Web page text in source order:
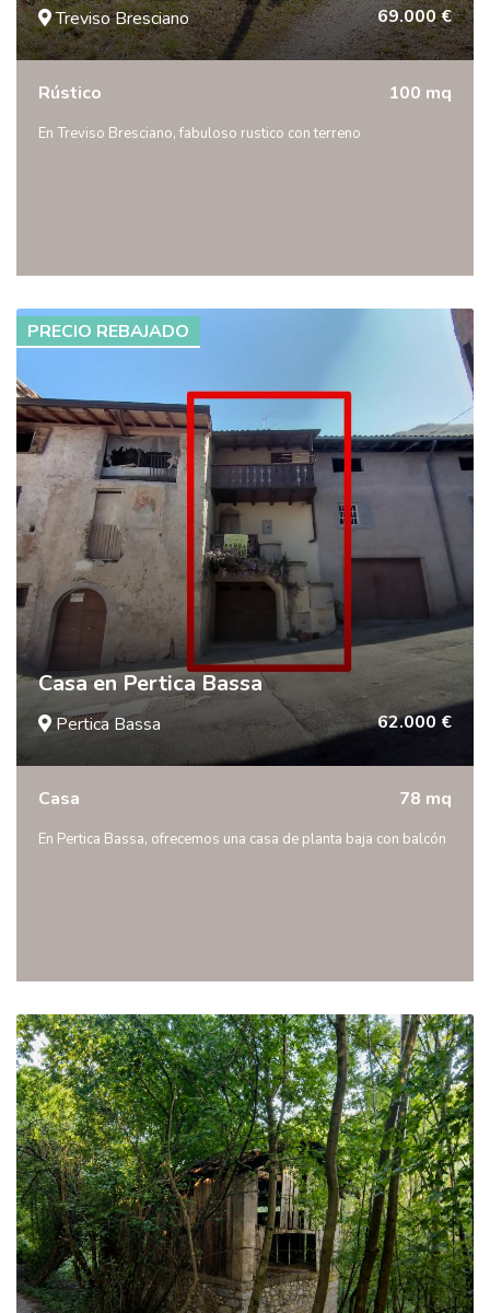
Treviso Bresciano 69.000 €
Rústico 100 mq
En Treviso Bresciano, fabuloso rustico con terreno
PRECIO REBAJADO
Casa en Pertica Bassa
Pertica Bassa 62.000 €
Casa 78 mq
En Pertica Bassa, ofrecemos una casa de planta baja con balcón